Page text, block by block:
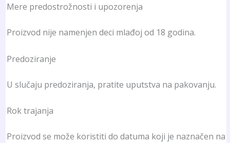
Mere predostrožnosti i upozorenja
Proizvod nije namenjen deci mlađoj od 18 godina.
Predoziranje
U slučaju predoziranja, pratite uputstva na pakovanju.
Rok trajanja
Proizvod se može koristiti do datuma koji je naznačen na